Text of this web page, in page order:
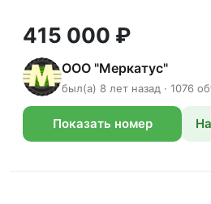
415 000 ₽
ООО "Меркатус"
был(а) 8 лет назад · 1076
Показать номер